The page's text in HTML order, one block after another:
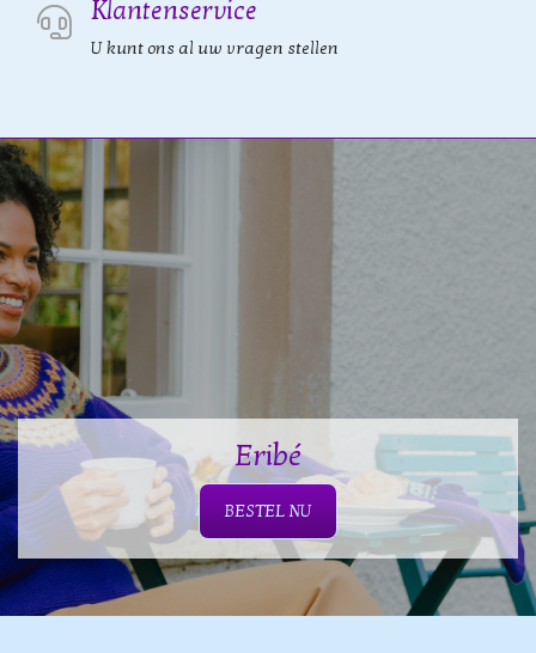
Klantenservice
U kunt ons al uw vragen stellen
Eribé
BESTEL NU